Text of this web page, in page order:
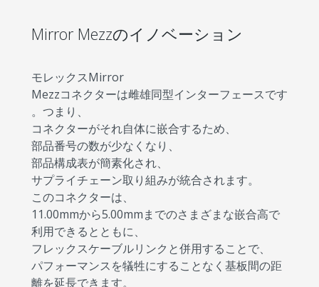
Mirror Mezzのイノベーション
モレックスMirror
Mezzコネクターは雌雄同型インターフェースです
。つまり、
コネクターがそれ自体に嵌合するため、
部品番号の数が少なくなり、
部品構成表が簡素化され、
サプライチェーン取り組みが統合されます。
このコネクターは、
11.00mmから5.00mmまでのさまざまな嵌合高で
利用できるとともに、
フレックスケーブルリンクと併用することで、
パフォーマンスを犠牲にすることなく基板間の距
離を延長できます。